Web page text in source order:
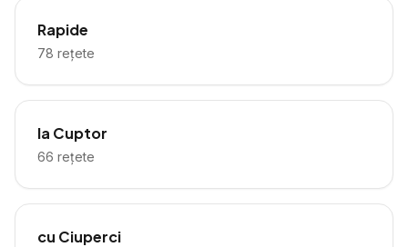
Rapide
78 rețete
la Cuptor
66 rețete
cu Ciuperci